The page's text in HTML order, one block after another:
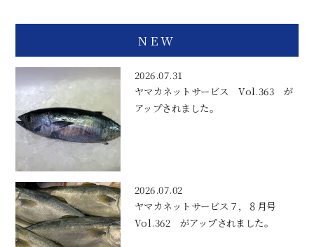
NEW
2026.07.31
ヤマカネットサービス Vol.363 が
アップされました。
2026.07.02
ヤマカネットサービス７，８月号
Vol.362 がアップされました。